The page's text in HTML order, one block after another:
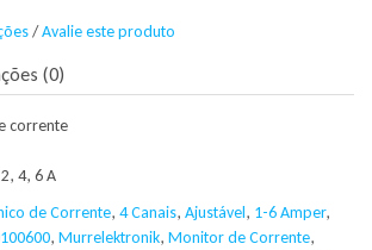
/Avalie este produto
(0)
corrente
4, 6 A
de Corrente, 4 Canais, Ajustável, 1-6 Amper,
, Murrelektronik, Monitor de Corrente,